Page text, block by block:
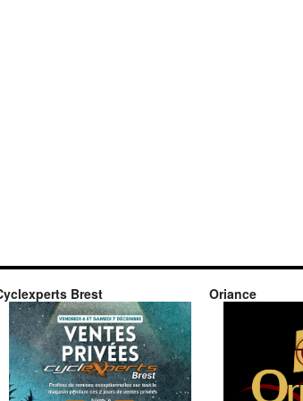
Brest Oriance